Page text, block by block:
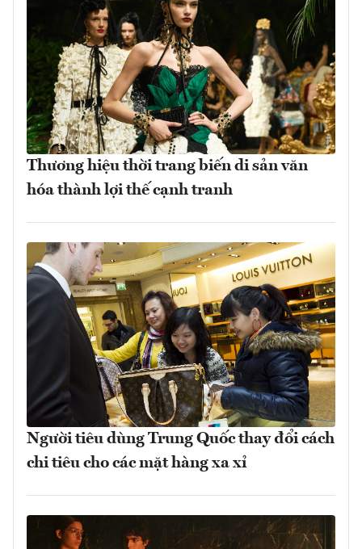
Thương hiệu thời trang biến di sản văn
hóa thành lợi thế cạnh tranh
Người tiêu dùng Trung Quốc thay đổi cách
chi tiêu cho các mặt hàng xa xỉ